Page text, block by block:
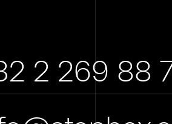
2 269 88